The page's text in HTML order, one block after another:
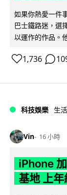
如果你熱愛一件
巴士鐵路迷，選
以運作的作品。
1,736
科技娛樂 生
Vin 16 小時
iPhone
基地 上